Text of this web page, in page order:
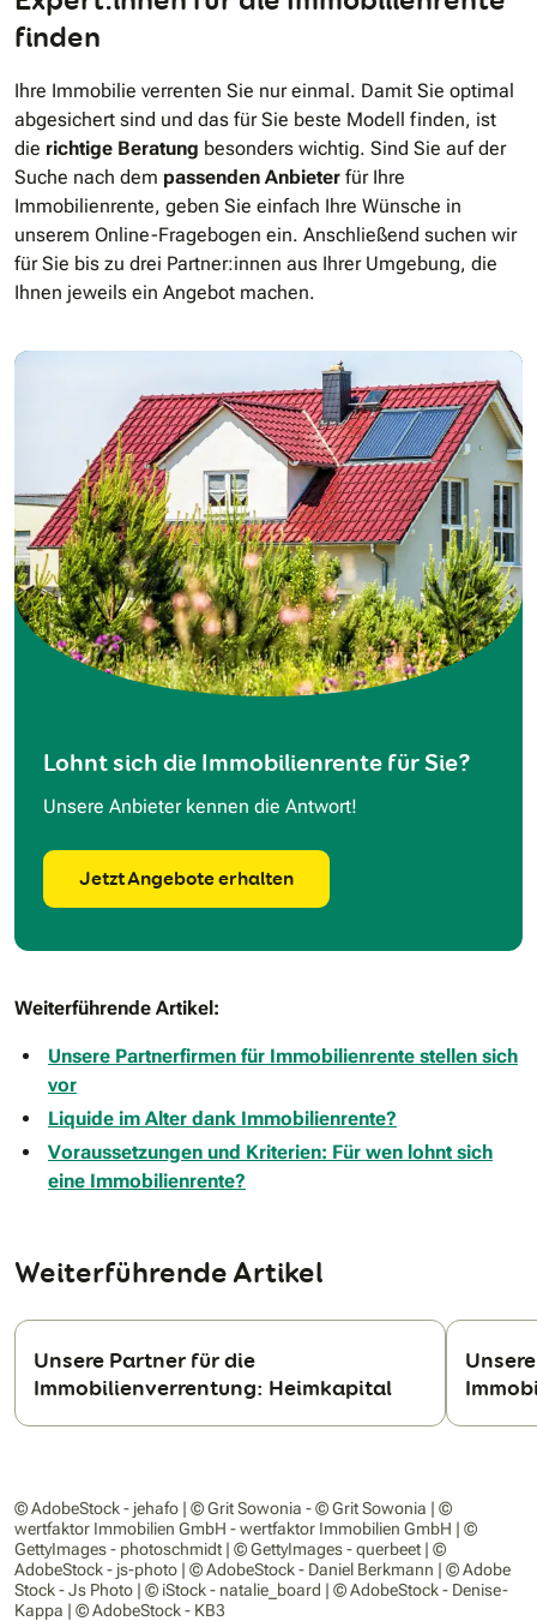
finden
Ihre Immobilie verrenten Sie nur einmal. Damit Sie optimal
abgesichert sind und das für Sie beste Modell finden, ist
die richtige Beratung besonders wichtig. Sind Sie auf der
Suche nach dem passenden Anbieter für Ihre
Immobilienrente, geben Sie einfach Ihre Wünsche in
unserem Online-Fragebogen ein. Anschließend suchen wir
für Sie bis zu drei Partner:innen aus Ihrer Umgebung, die
Ihnen jeweils ein Angebot machen.
Lohnt sich die Immobilienrente für Sie?
Unsere Anbieter kennen die Antwort!
Jetzt Angebote erhalten
Weiterführende Artikel:
Unsere Partnerfirmen für Immobilienrente stellen sich
vor
Liquide im Alter dank Immobilienrente?
Voraussetzungen und Kriterien: Für wen lohnt sich
eine Immobilienrente?
Weiterführende Artikel
Unsere Partner für die
Immobilienverrentung: Heimkapital
© AdobeStock - jehafo | © Grit Sowonia - © Grit Sowonia | ©
wertfaktor Immobilien GmbH - wertfaktor Immobilien GmbH | ©
GettyImages - photoschmidt | © GettyImages - querbeet | ©
AdobeStock - js-photo | © AdobeStock - Daniel Berkmann | © Adobe
Stock - Js Photo | © iStock - natalie_board | © AdobeStock - Denise-
Kappa | © AdobeStock - KB3